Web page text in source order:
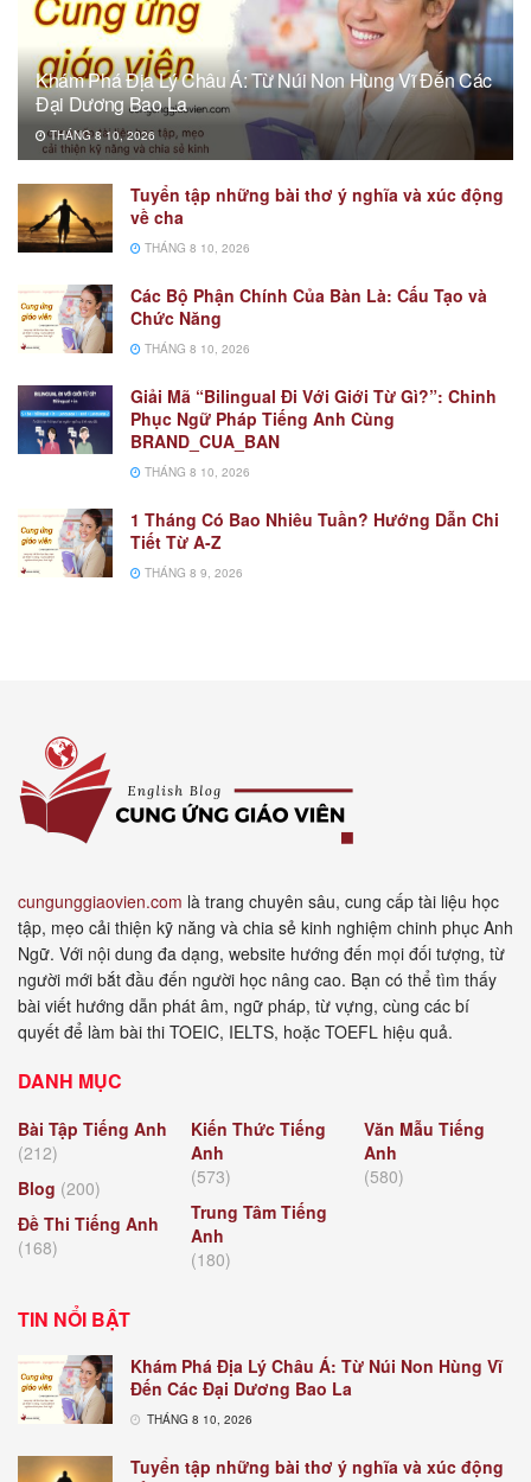
Khám Phá Địa Lý Châu Á: Từ Núi Non Hùng Vĩ Đến Các
Đại Dương Bao La
THÁNG 8 10, 2026
Tuyển tập những bài thơ ý nghĩa và xúc động
về cha
THÁNG 8 10, 2026
Các Bộ Phận Chính Của Bàn Là: Cấu Tạo và
Chức Năng
THÁNG 8 10, 2026
Giải Mã “Bilingual Đi Với Giới Từ Gì?”: Chinh
Phục Ngữ Pháp Tiếng Anh Cùng
BRAND_CUA_BAN
THÁNG 8 10, 2026
1 Tháng Có Bao Nhiêu Tuần? Hướng Dẫn Chi
Tiết Từ A-Z
THÁNG 8 9, 2026
cungunggiaovien.com là trang chuyên sâu, cung cấp tài liệu học
tập, mẹo cải thiện kỹ năng và chia sẻ kinh nghiệm chinh phục Anh
Ngữ. Với nội dung đa dạng, website hướng đến mọi đối tượng, từ
người mới bắt đầu đến người học nâng cao. Bạn có thể tìm thấy
bài viết hướng dẫn phát âm, ngữ pháp, từ vựng, cùng các bí
quyết để làm bài thi TOEIC, IELTS, hoặc TOEFL hiệu quả.
DANH MỤC
Bài Tập Tiếng Anh
(212)
Blog (200)
Đề Thi Tiếng Anh
(168)
Kiến Thức Tiếng
Anh
(573)
Trung Tâm Tiếng
Anh
(180)
Văn Mẫu Tiếng
Anh
(580)
TIN NỔI BẬT
Khám Phá Địa Lý Châu Á: Từ Núi Non Hùng Vĩ
Đến Các Đại Dương Bao La
THÁNG 8 10, 2026
Tuyển tập những bài thơ ý nghĩa và xúc động